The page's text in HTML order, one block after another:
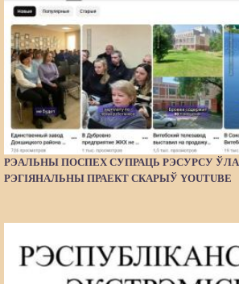
РЭАЛЬНЫ ПОСПЕХ СУПРАЦЬ РЭСУРСУ
РЭГІЯНАЛЬНЫ ПРАЕКТ СКАРЫЎ YOUTUBE